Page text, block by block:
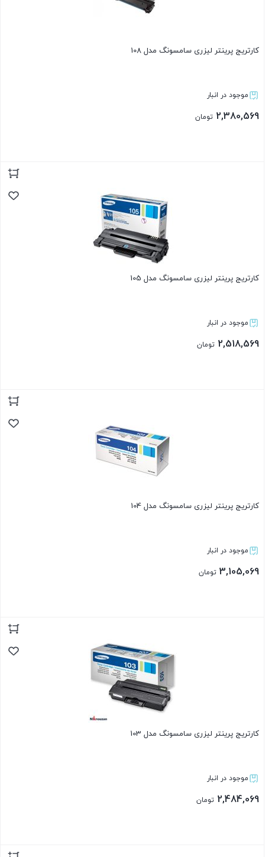
کارتریج پرینتر لیزری سامسونگ مدل 108
موجود در انبار
2,380,569 تومان
کارتریج پرینتر لیزری سامسونگ مدل 105
موجود در انبار
2,518,569 تومان
کارتریج پرینتر لیزری سامسونگ مدل 104
موجود در انبار
3,105,069 تومان
کارتریج پرینتر لیزری سامسونگ مدل 103
موجود در انبار
2,484,069 تومان